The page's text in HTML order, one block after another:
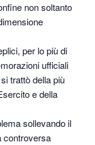
non soltanto
per lo più di
ufficiali
trattò della più
e della
sollevando il
controversa